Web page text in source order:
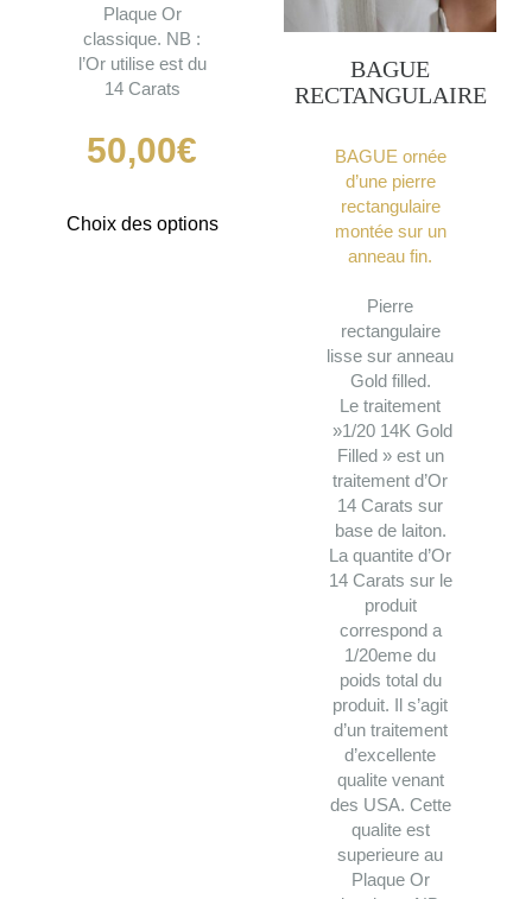
Plaque Or
classique. NB :
l’Or utilise est du
14 Carats
50,00€
Choix des optionsCe
BAGUE
RECTANGULAIRE
BAGUE ornée
d’une pierre
rectangulaire
montée sur un
anneau fin.
Pierre
rectangulaire
lisse sur anneau
Gold filled.
Le traitement
»1/20 14K Gold
Filled » est un
traitement d’Or
14 Carats sur
base de laiton.
La quantite d’Or
14 Carats sur le
produit
correspond a
1/20eme du
poids total du
produit. Il s’agit
d’un traitement
d’excellente
qualite venant
des USA. Cette
qualite est
superieure au
Plaque Or